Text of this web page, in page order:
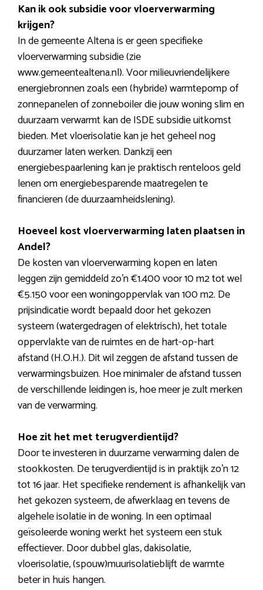
Kan ik ook subsidie voor vloerverwarming
krijgen?
In de gemeente Altena is er geen specifieke
vloerverwarming subsidie (zie
www.gemeentealtena.nl). Voor milieuvriendelijkere
energiebronnen zoals een (hybride) warmtepomp of
zonnepanelen of zonneboiler die jouw woning slim en
duurzaam verwarmt kan de ISDE subsidie uitkomst
bieden. Met vloerisolatie kan je het geheel nog
duurzamer laten werken. Dankzij een
energiebespaarlening kan je praktisch renteloos geld
lenen om energiebesparende maatregelen te
financieren (de duurzaamheidslening).
Hoeveel kost vloerverwarming laten plaatsen in
Andel?
De kosten van vloerverwarming kopen en laten
leggen zijn gemiddeld zo’n €1.400 voor 10 m2 tot wel
€5.150 voor een woningoppervlak van 100 m2. De
prijsindicatie wordt bepaald door het gekozen
systeem (watergedragen of elektrisch), het totale
oppervlakte van de ruimtes en de hart-op-hart
afstand (H.O.H.). Dit wil zeggen de afstand tussen de
verwarmingsbuizen. Hoe minimaler de afstand tussen
de verschillende leidingen is, hoe meer je zult merken
van de verwarming.
Hoe zit het met terugverdientijd?
Door te investeren in duurzame verwarming dalen de
stookkosten. De terugverdientijd is in praktijk zo’n 12
tot 16 jaar. Het specifieke rendement is afhankelijk van
het gekozen systeem, de afwerklaag en tevens de
algehele isolatie in de woning. In een optimaal
geïsoleerde woning werkt het systeem een stuk
effectiever. Door dubbel glas, dakisolatie,
vloerisolatie, (spouw)muurisolatieblijft de warmte
beter in huis hangen.